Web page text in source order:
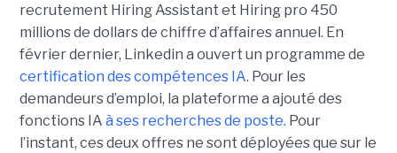
recrutement Hiring Assistant et Hiring pro 450
millions de dollars de chiffre d’affaires annuel. En
février dernier, Linkedin a ouvert un programme de
certification des compétences IA. Pour les
demandeurs d’emploi, la plateforme a ajouté des
fonctions IA à ses recherches de poste. Pour
l’instant, ces deux offres ne sont déployées que sur le